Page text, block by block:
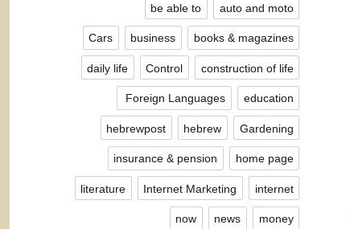
auto and moto
be able to
books & magazines
business
Cars
construction of life
Control
daily life
education
Foreign Languages ​​
Gardening
hebrew
hebrewpost
home page
insurance & pension
internet
Internet Marketing
literature
money
news
now